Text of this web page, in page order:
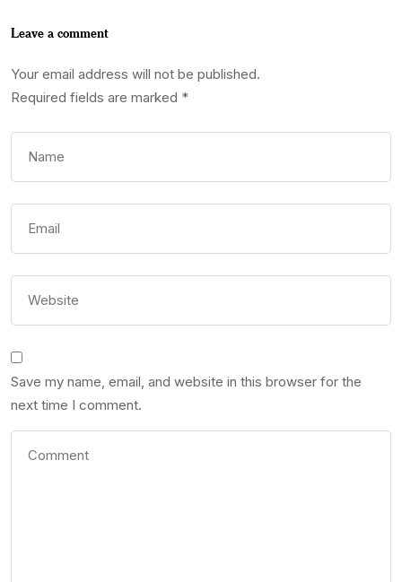
Leave a comment
Your email address will not be published.
Required fields are marked *
Save my name, email, and website in this browser for the
next time I comment.